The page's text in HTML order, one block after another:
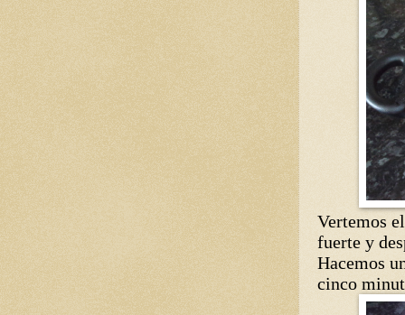
Vertemos
fuerte y
Hacemos
cinco